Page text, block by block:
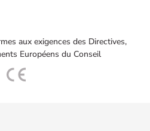
aux exigences des Directives,
Européens du Conseil